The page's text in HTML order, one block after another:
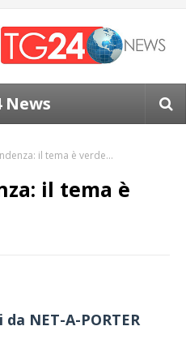
News
il tema è verde...
il tema è
NET-A-PORTER